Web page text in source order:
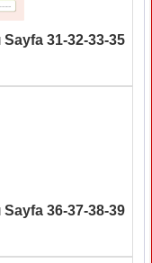
Sayfa 31-32-33-35
Sayfa 36-37-38-39